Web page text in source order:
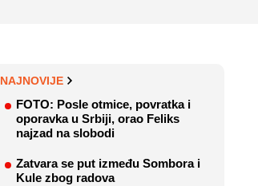
NAJNOVIJE
FOTO: Posle otmice, povratka i
oporavka u Srbiji, orao Feliks
najzad na slobodi
Zatvara se put između Sombora i
Kule zbog radova